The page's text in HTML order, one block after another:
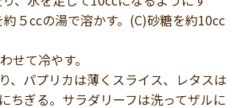
５ccの湯で溶かす。(C)砂糖を約10cc
て冷やす。
パプリカは薄くスライス、レタスは
ちぎる。サラダリーフは洗ってザルに